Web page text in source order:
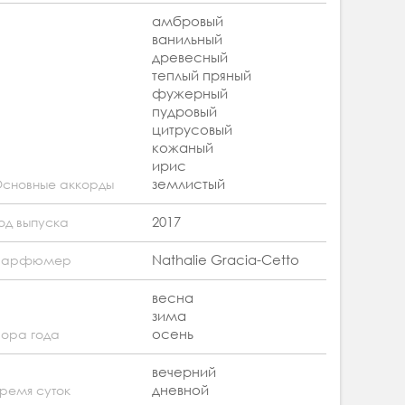
аккорды
амбровый
ванильный
древесный
теплый пряный
фужерный
пудровый
цитрусовый
кожаный
ирис
землистый
выпуска 2017
Nathalie Gracia-Cetto
года
весна
зима
осень
суток
вечерний
дневной